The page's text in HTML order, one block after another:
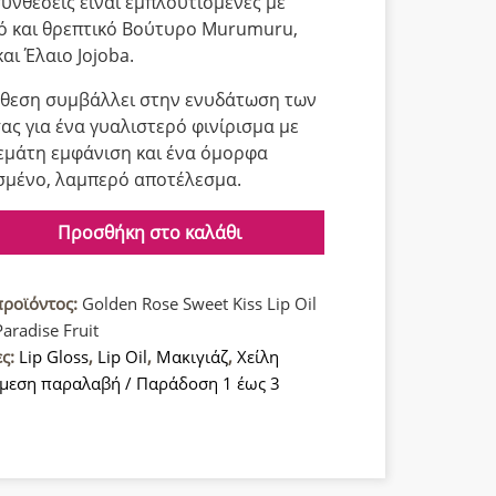
και θρεπτικό Βούτυρο Murumuru,
Έλαιο Jojoba.
συμβάλλει στην ενυδάτωση των
για ένα γυαλιστερό φινίρισμα με
εμφάνιση και ένα όμορφα
λαμπερό αποτέλεσμα.
Προσθήκη στο καλάθι
Golden Rose Sweet Kiss Lip Oil
Fruit
Lip Gloss, Lip Oil, Μακιγιάζ, Χείλη
παραλαβή / Παράδοση 1 έως 3